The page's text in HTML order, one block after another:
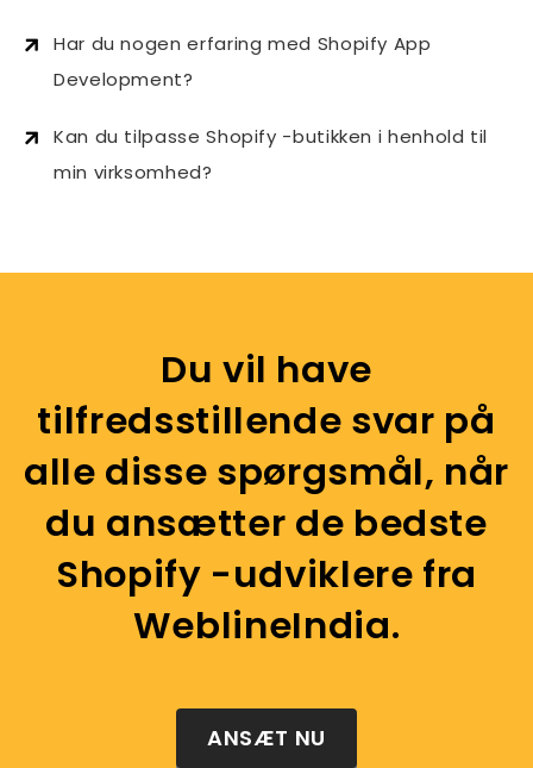
Har du nogen erfaring med Shopify App
Development?
Kan du tilpasse Shopify -butikken i henhold til
min virksomhed?
Du vil have
tilfredsstillende svar på
alle disse spørgsmål, når
du ansætter de bedste
Shopify -udviklere fra
WeblineIndia.
ANSÆT NU